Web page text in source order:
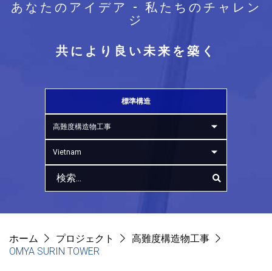
あなたのアイデア - 私たちのチャレン
ジ
共により良い未来を築く
標準構造
高難度構造物工事
Vietnam
ホーム プロジェクト
高難度構造物工事
OMYA SURIN TOWER